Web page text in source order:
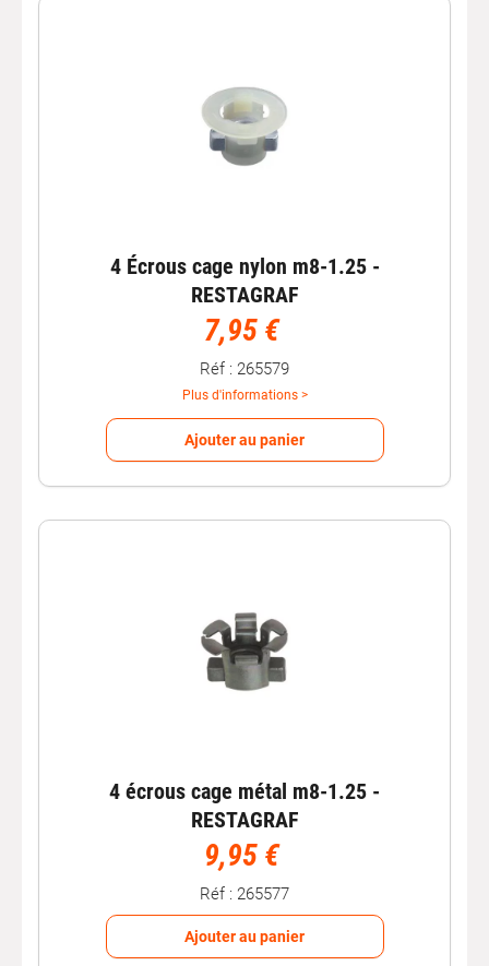
4 Écrous cage nylon m8-1.25 -
RESTAGRAF
7,95 €
Réf : 265579
Plus d'informations >
Ajouter au panier
4 écrous cage métal m8-1.25 -
RESTAGRAF
9,95 €
Réf : 265577
Ajouter au panier